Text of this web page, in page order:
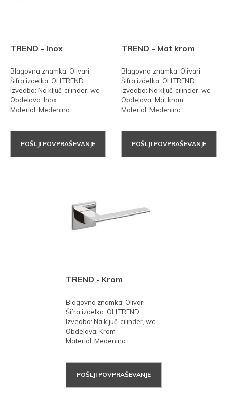
TREND - Inox
Blagovna znamka: Olivari
Šifra izdelka: OLI.TREND
Izvedba: Na ključ, cilinder, wc
Obdelava: Inox
Material: Medenina
POŠLJI POVPRAŠEVANJE
TREND - Mat krom
Blagovna znamka: Olivari
Šifra izdelka: OLI.TREND
Izvedba: Na ključ, cilinder, wc
Obdelava: Mat krom
Material: Medenina
POŠLJI POVPRAŠEVANJE
TREND - Krom
Blagovna znamka: Olivari
Šifra izdelka: OLI.TREND
Izvedba: Na ključ, cilinder, wc
Obdelava: Krom
Material: Medenina
POŠLJI POVPRAŠEVANJE